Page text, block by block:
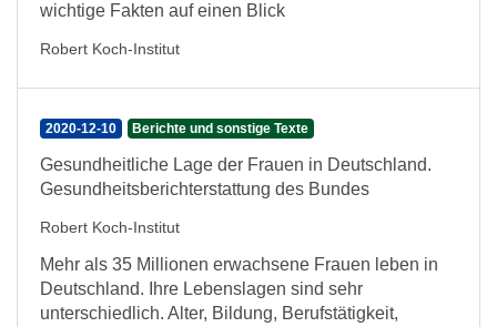
wichtige Fakten auf einen Blick
Robert Koch-Institut
2020-12-10 Berichte und sonstige Texte
Gesundheitliche Lage der Frauen in Deutschland.
Gesundheitsberichterstattung des Bundes
Robert Koch-Institut
Mehr als 35 Millionen erwachsene Frauen leben in
Deutschland. Ihre Lebenslagen sind sehr
unterschiedlich. Alter, Bildung, Berufstätigkeit,